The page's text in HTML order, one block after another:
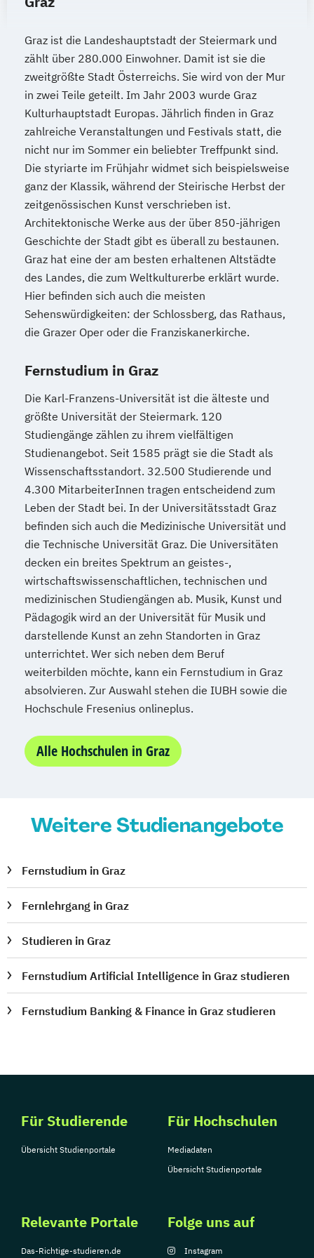
Kommunikationsdesign
Kommunikationspsychologie
Kultur- und Medienpädagogik
Leitungshandeln in der Pädagogik
Logistikmanagement Logopädie
MBA - Human Resource Management
(DE/EN)
MBA - New Work & Talent Management
Management (DE/EN)
Marketing und digitale Medien
Marketingmanagement
Maschinenbau
Master of Business Administration (DE/EN)
Mechatronik
Mediation und Konfliktmanagement
Mediendesign Medieninformatik
Medizinische Informatik
Modemanagement
Nachhaltiges Management New Work
Online Marketing
Online Marketing (DE/EN)
Online-Marketing und E-Commerce
Personalentwicklung
Personalmanagement
Personalmanagement (DE/EN) Pflege
Pflegemanagement Pflegepädagogik
Physiotherapie
Product Management (DE/EN)
Projektmanagement (DE/EN)
Psychologie
Public Health
Public Management
Public Management für
Verwaltungsfachangestellte
Pädagogik Pädagogik
Bildungsberatung und Leitung
Softwareentwicklung (DE/EN)
Soziale Arbeit Schwerpunkt Kinder und
Jugendliche
Sozialmanagement
Sozialpädagogik und Inklusion
Sportmanagement
Tourismusmanagement
Wirtschaftsrecht
Graz ist die Landeshauptstadt der Steiermark und
zählt über 280.000 Einwohner. Damit ist sie die
zweitgrößte Stadt Österreichs. Sie wird von der Mur
in zwei Teile geteilt. Im Jahr 2003 wurde Graz
Kulturhauptstadt Europas. Jährlich finden in Graz
zahlreiche Veranstaltungen und Festivals statt, die
nicht nur im Sommer ein beliebter Treffpunkt sind.
Die styriarte im Frühjahr widmet sich beispielsweise
ganz der Klassik, während der Steirische Herbst der
zeitgenössischen Kunst verschrieben ist.
Architektonische Werke aus der über 850-jährigen
Geschichte der Stadt gibt es überall zu bestaunen.
Graz hat eine der am besten erhaltenen Altstädte
des Landes, die zum Weltkulturerbe erklärt wurde.
Hier befinden sich auch die meisten
Sehenswürdigkeiten: der Schlossberg, das Rathaus,
die Grazer Oper oder die Franziskanerkirche.
Fernstudium in Graz
Die Karl-Franzens-Universität ist die älteste und
größte Universität der Steiermark. 120
Studiengänge zählen zu ihrem vielfältigen
Studienangebot. Seit 1585 prägt sie die Stadt als
Wissenschaftsstandort. 32.500 Studierende und
4.300 MitarbeiterInnen tragen entscheidend zum
Leben der Stadt bei. In der Universitätsstadt Graz
befinden sich auch die Medizinische Universität und
die Technische Universität Graz. Die Universitäten
decken ein breites Spektrum an geistes-,
wirtschaftswissenschaftlichen, technischen und
medizinischen Studiengängen ab. Musik, Kunst und
Pädagogik wird an der Universität für Musik und
darstellende Kunst an zehn Standorten in Graz
unterrichtet. Wer sich neben dem Beruf
weiterbilden möchte, kann ein Fernstudium in Graz
absolvieren. Zur Auswahl stehen die IUBH sowie die
Hochschule Fresenius onlineplus.
Alle Hochschulen in Graz
Weitere Studienangebote
Fernstudium in Graz
Fernlehrgang in Graz
Studieren in Graz
Fernstudium Artificial Intelligence in Graz studieren
Fernstudium Banking & Finance in Graz studieren
Für Studierende
Übersicht Studienportale
Für Hochschulen
Mediadaten
Übersicht Studienportale
Relevante Portale
Das-Richtige-studieren.de
Folge uns auf
Instagram